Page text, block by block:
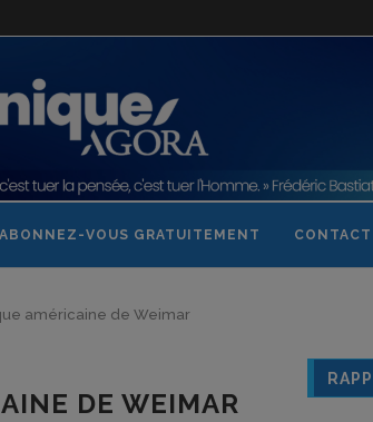
ABONNEZ-VOUS GRATUITEMENT CONTACT
américaine de Weimar
DE WEIMAR